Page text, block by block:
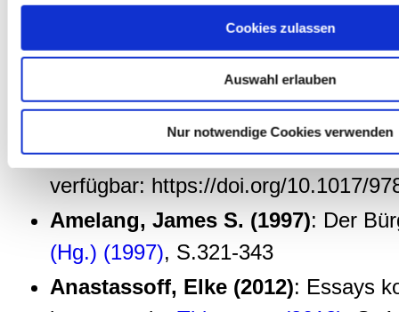
Nutzung der Dienste gesammelt haben.
Cookies zulassen
Auswahl erlauben
Nur notwendige Cookies verwenden
Beispielen und Tipps, Neusäß:
Ambühl, Rémy, James Bothwell
Tompkins (Hg.) (2019): Ruling
England. Essays in Honour of
Wilson Boydell & Brewer Print:
verfügbar: https://doi.org/10.1017/
Amelang, James S. (1997): Der
(Hg.) (1997), S.321-343
Anastassoff, Elke (2012): Essays